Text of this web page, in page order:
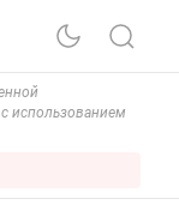
использованием